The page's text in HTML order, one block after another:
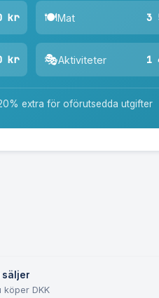
kr 🍽️Mat 3
kr 🎭Aktiviteter 1
extra för oförutsedda utgifter
säljer
köper DKK